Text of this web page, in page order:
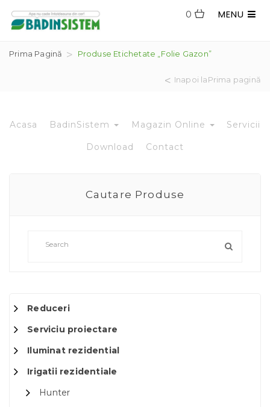
MENU
0
Prima Pagină Produse Etichetate „folie Gazon”
Inapoi laPrima pagină
Acasa BadinSistem Magazin Online Servicii
Download Contact
Cautare Produse
Reduceri
Serviciu proiectare
Iluminat rezidential
Irigatii rezidentiale
Hunter